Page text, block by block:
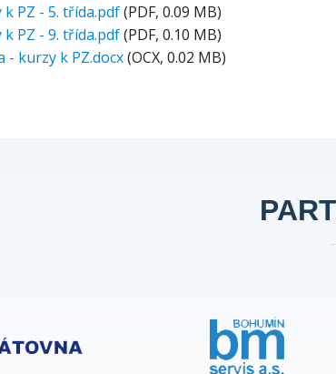
PZ - 5. třída.pdf(PDF, 0.09 MB)
PZ - 9. třída.pdf(PDF, 0.10 MB)
- kurzy k PZ.docx(OCX, 0.02 MB)